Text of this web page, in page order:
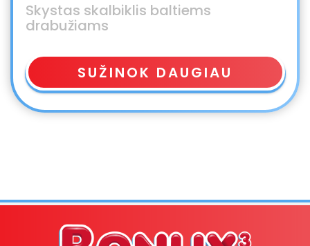
Skystas skalbiklis baltiems
drabužiams
SUŽINOK DAUGIAU